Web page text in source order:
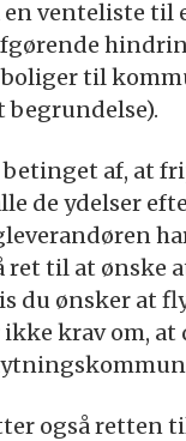
venteliste til
til
af, at
de ydelser
ret til at ønske
du ønsker at
krav om, at
også retten